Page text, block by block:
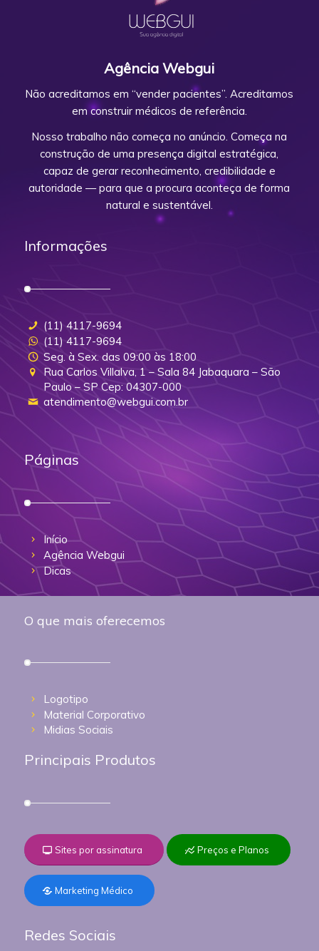
Agência Webgui
Não acreditamos em “vender pacientes”. Acreditamos
em construir médicos de referência.
Nosso trabalho não começa no anúncio. Começa na
construção de uma presença digital estratégica,
capaz de gerar reconhecimento, credibilidade e
autoridade — para que a procura aconteça de forma
natural e sustentável.
Informações
(11) 4117-9694
(11) 4117-9694
Seg. à Sex. das 09:00 às 18:00
Rua Carlos Villalva, 1 – Sala 84 Jabaquara – São
Paulo – SP Cep: 04307-000
atendimento@webgui.com.br
Páginas
Início
Agência Webgui
Dicas
O que mais oferecemos
Logotipo
Material Corporativo
Midias Sociais
Principais Produtos
Sites por assinatura Preços e Planos
Marketing Médico
Redes Sociais